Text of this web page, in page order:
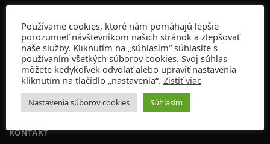
Kamenná predajňa:
Gorkého 10, 811 01 Bratislava
OTVÁRACIE HODINY:
PO-PIA 10:00-19:00
SO 10:00-16:00
NE ZATVORENÉ
KONTAKT
Používame cookies, ktoré nám pomáhajú lepšie
porozumieť návštevníkom našich stránok a zlepšovať
naše služby. Kliknutím na „súhlasím“ súhlasíte s
používaním všetkých súborov cookies. Svoj súhlas
môžete kedykoľvek odvolať alebo upraviť nastavenia
kliknutím na tlačidlo „nastavenia“. Zistiť viac
Nastavenia súborov cookies Súhlasím